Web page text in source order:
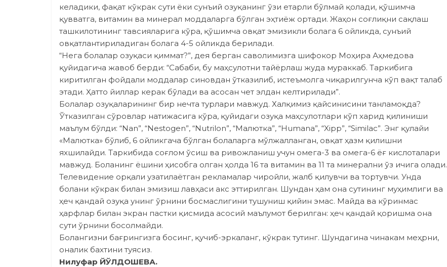
келадики, фақат кўкрак сути ёки сунъий озуқанинг ўзи етарли бўлмай қолади, қўшимча
қувватга, витамин ва минерал моддаларга бўлган эҳтиёж ортади. Жаҳон соғлиқни сақлаш
ташкилотининг тавсияларига кўра, қўшимча овқат эмизикли болага 6 ойликда, сунъий
овқатлантириладиган болага 4-5 ойликда берилади.
“Нега болалар озуқаси қиммат?”, дея берган саволимизга шифокор Моҳира Аҳмедова
қуйидагича жавоб берди: “Сабаби, бу маҳсулотни тайёрлаш жуда мураккаб. Таркибига
киритилган фойдали моддалар синовдан ўтказилиб, истеъмолга чиқарилгунча кўп вақт талаб
этади. Ҳатто йиллар керак бўлади ва асосан чет элдан келтирилади”.
Болалар озуқаларининг бир нечта турлари мавжуд. Халқимиз қайсинисини танламоқда?
Ўтказилган сўровлар натижасига кўра, қуйидаги озуқа маҳсулотлари кўп харид қилиниши
маълум бўлди: “Nan”, “Nestogen”, “Nutrilon”, “Малютка”, “Humana”, “Xipp”, “Similac”. Энг қулайи
«Малютка» бўлиб, 6 ойликгача бўлган болаларга мўлжалланган, овқат ҳазм қилишни
яхшилайди. Таркибида соғлом ўсиш ва ривожланиш учун омега-3 ва омега-6 ёғ кислоталари
мавжуд. Боланинг ёшини ҳисобга олган ҳолда 16 та витамин ва 11 та минерални ўз ичига олади.
Телевидение орқали узатилаётган рекламалар чиройли, жалб қилувчи ва тортувчи. Унда
болани кўкрак билан эмизиш лавҳаси акс эттирилган. Шундан ҳам она сутининг муҳимлиги ва
ҳеч қандай озуқа унинг ўрнини босмаслигини тушуниш қийин эмас. Майда ва кўринмас
ҳарфлар билан экран паст­ки қисмида асосий маълумот берилган: ҳеч қандай қоришма она
сути ўрнини босолмайди.
Болангизни бағрингизга босинг, қучиб-эркаланг, кўкрак тутинг. Шундагина чинакам меҳрни,
оналик бахтини туясиз.
Нилуфар ЙЎЛДОШЕВА.